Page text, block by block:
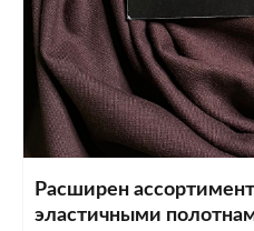
Расширен
эластичными